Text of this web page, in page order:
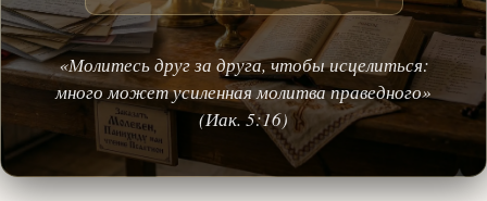
«Молитесь друг за друга, чтобы исцелиться:
много может усиленная молитва праведного»
(Иак. 5:16)